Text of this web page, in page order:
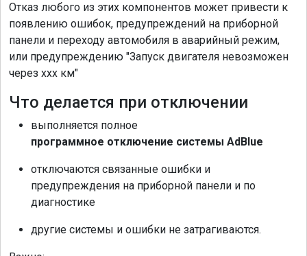
Отказ любого из этих компонентов может привести к
появлению ошибок, предупреждений на приборной
панели и переходу автомобиля в аварийный режим,
или предупреждению "Запуск двигателя невозможен
через ххх км"
Что делается при отключении
выполняется полное
программное отключение системы AdBlue
отключаются связанные ошибки и
предупреждения на приборной панели и по
диагностике
другие системы и ошибки не затрагиваются.